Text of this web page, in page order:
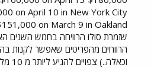
on April 10 in New York City
שזמרת סולו הרוויחה בחמש השנים
הרווחים מהפריטים שאפשר לקנות
וכאלה..) צפויים להגיע ליותר מ 10 מליון דולר!